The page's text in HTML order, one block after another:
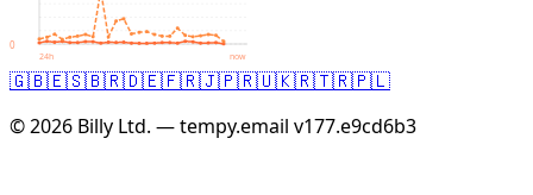
0
24h now
🇬🇧🇪🇸🇧🇷🇩🇪🇫🇷🇯🇵🇷🇺🇰🇷🇹🇷🇵🇱
© 2026 Billy Ltd. — tempy.email v177.e9cd6b3